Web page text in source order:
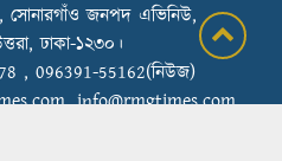
Excellence: Texstream
Ltd. Rewards Best Workers–
জনপদ এভিনিউ,
ঢাকা-১২৩০।
, 096391-55162(নিউজ)
,info@rmgtimes.com